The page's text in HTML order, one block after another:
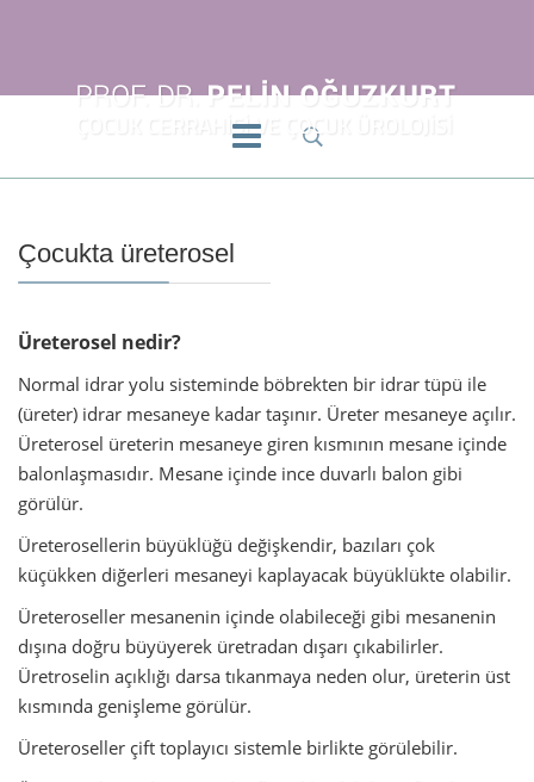
Çocukta üreterosel
Üreterosel nedir?
Normal idrar yolu sisteminde böbrekten bir idrar tüpü ile
(üreter) idrar mesaneye kadar taşınır. Üreter mesaneye açılır.
Üreterosel üreterin mesaneye giren kısmının mesane içinde
balonlaşmasıdır. Mesane içinde ince duvarlı balon gibi
görülür.
Üreterosellerin büyüklüğü değişkendir, bazıları çok
küçükken diğerleri mesaneyi kaplayacak büyüklükte olabilir.
Üreteroseller mesanenin içinde olabileceği gibi mesanenin
dışına doğru büyüyerek üretradan dışarı çıkabilirler.
Üretroselin açıklığı darsa tıkanmaya neden olur, üreterin üst
kısmında genişleme görülür.
Üreteroseller çift toplayıcı sistemle birlikte görülebilir.